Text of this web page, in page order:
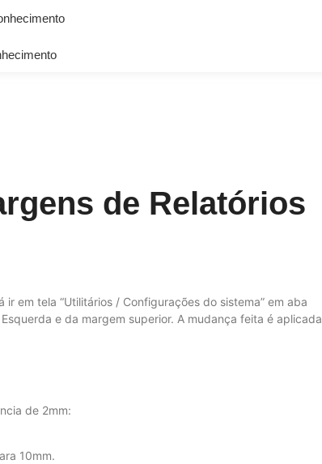
de Relatórios
em tela “Utilitários / Configurações do sistema” em aba
e da margem superior. A mudança feita é aplicada
de 2mm:
10mm.